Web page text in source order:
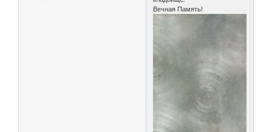
Вечная Память!